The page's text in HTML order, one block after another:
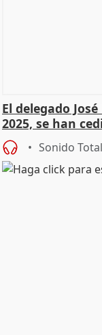
El delegado
2025, se han
Sonido